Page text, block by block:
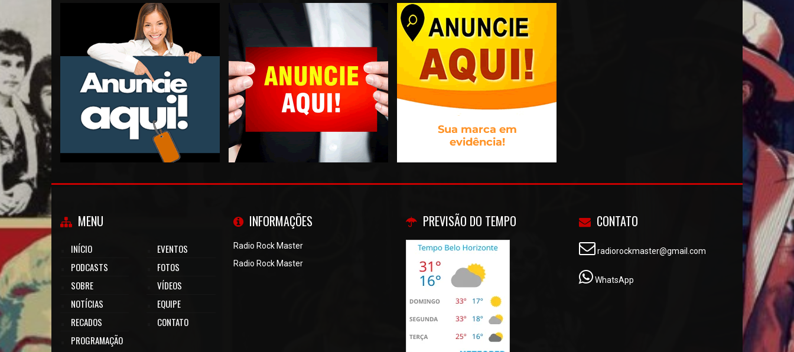
MENU
INÍCIO
PODCASTS
SOBRE
NOTÍCIAS
RECADOS
PROGRAMAÇÃO
EVENTOS
FOTOS
VÍDEOS
EQUIPE
CONTATO
INFORMAÇÕES
Radio Rock Master
Radio Rock Master
PREVISÃO DO TEMPO CONTATO
radiorockmaster@gmail.com
WhatsApp